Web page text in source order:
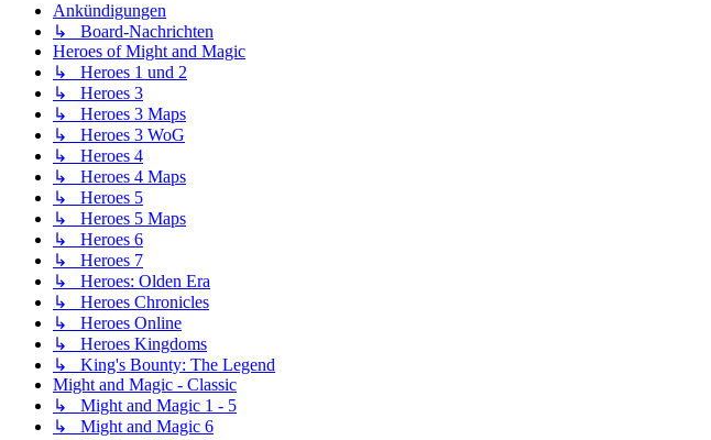
Ankündigungen
↳ Board-Nachrichten
Heroes of Might and Magic
↳ Heroes 1 und 2
↳ Heroes 3
↳ Heroes 3 Maps
↳ Heroes 3 WoG
↳ Heroes 4
↳ Heroes 4 Maps
↳ Heroes 5
↳ Heroes 5 Maps
↳ Heroes 6
↳ Heroes 7
↳ Heroes: Olden Era
↳ Heroes Chronicles
↳ Heroes Online
↳ Heroes Kingdoms
↳ King's Bounty: The Legend
Might and Magic - Classic
↳ Might and Magic 1 - 5
↳ Might and Magic 6